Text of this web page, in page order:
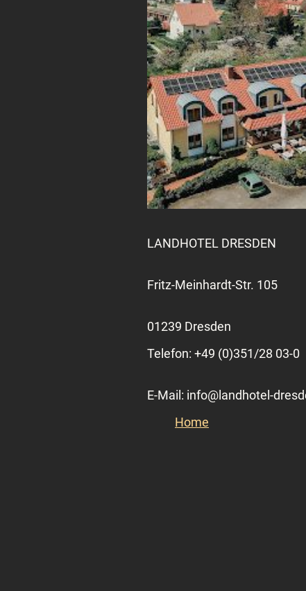
LANDHOTEL DRESDEN
Fritz-Meinhardt-Str. 105
01239 Dresden
Telefon: +49 (0)351/28 03-0
E-Mail: info@landhotel-
Home